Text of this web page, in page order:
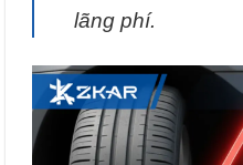
lãng phí.